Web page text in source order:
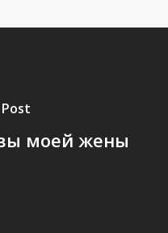
моей жены